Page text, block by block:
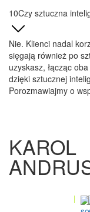
Czy sztuczna
Nie. Klienci nadal
sięgają również po
uzyskasz, łącząc
dzięki sztucznej
Porozmawiajmy o
KAROL